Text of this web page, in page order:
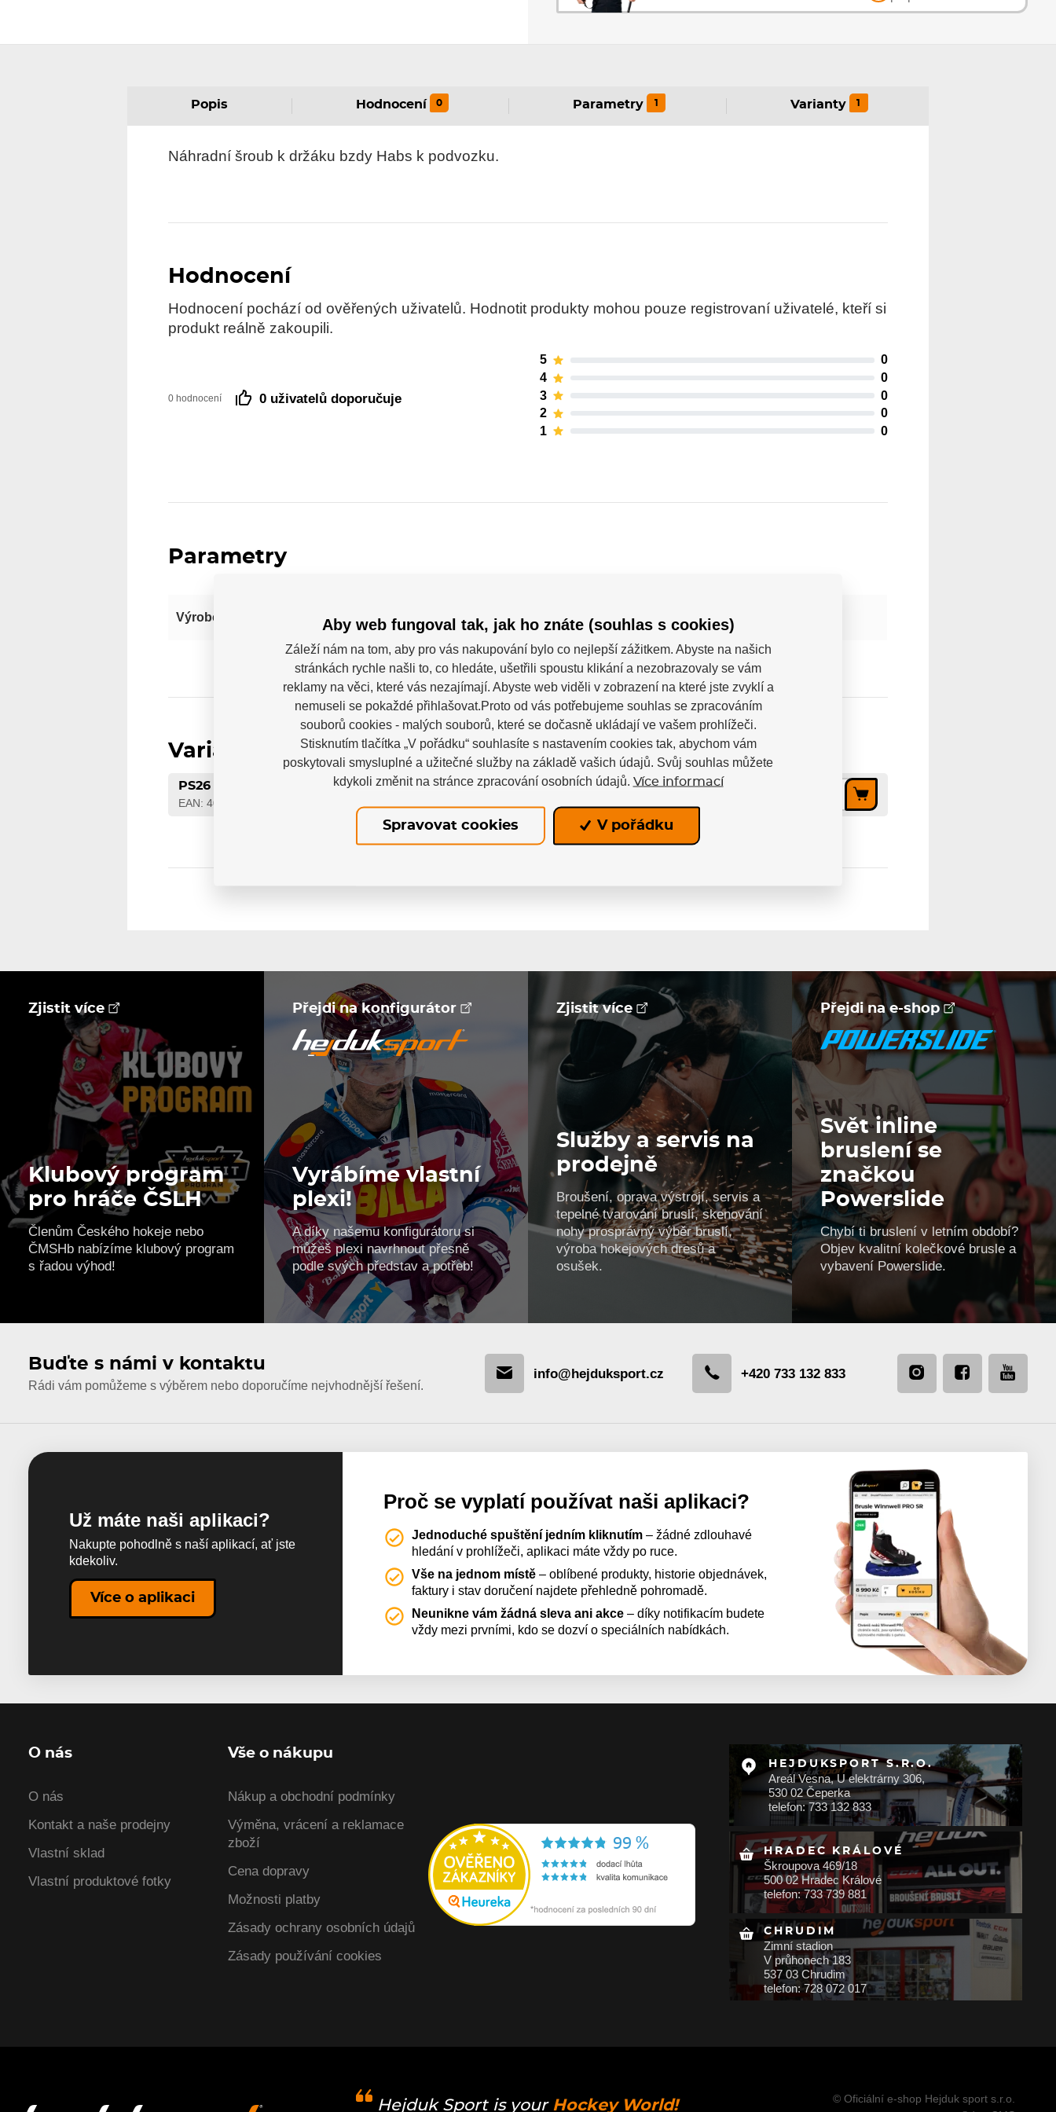
Popis Hodnocení 0 Parametry 1 Varianty 1
Náhradní šroub k držáku bzdy Habs k podvozku.
Hodnocení
Hodnocení pochází od ověřených uživatelů. Hodnotit produkty mohou pouze registrovaní uživatelé, kteří si
produkt reálně zakoupili.
0 hodnocení 0 uživatelů doporučuje
5
0
4
0
3
0
2
0
1
0
Parametry
Výrobce Powerslide
Varianty
PS26
EAN: 4040333447895
Zjistit více
Klubový program
pro hráče ČSLH
Členům Českého hokeje nebo
ČMSHb nabízíme klubový program
s řadou výhod!
Přejdi na konfigurátor
Vyrábíme vlastní
plexi!
A díky našemu konfigurátoru si
můžeš plexi navrhnout přesně
podle svých představ a potřeb!
Zjistit více
Služby a servis na
prodejně
Broušení, oprava výstrojí, servis a
tepelné tvarování bruslí, skenování
nohy prosprávný výběr bruslí,
výroba hokejových dresů a
osušek.
Přejdi na e-shop
Svět inline
bruslení se
značkou
Powerslide
Chybí ti bruslení v letním období?
Objev kvalitní kolečkové brusle a
vybavení Powerslide.
Buďte s námi v kontaktu
Rádi vám pomůžeme s výběrem nebo doporučíme nejvhodnější řešení.
info@hejduksport.cz +420 733 132 833
Už máte naši aplikaci?
Nakupte pohodlně s naší aplikací, ať jste
kdekoliv.
Více o aplikaci
Proč se vyplatí používat naši aplikaci?
Jednoduché spuštění jedním kliknutím – žádné zdlouhavé
hledání v prohlížeči, aplikaci máte vždy po ruce.
Vše na jednom místě – oblíbené produkty, historie objednávek,
faktury i stav doručení najdete přehledně pohromadě.
Neunikne vám žádná sleva ani akce – díky notifikacím budete
vždy mezi prvními, kdo se dozví o speciálních nabídkách.
O nás
O nás
Kontakt a naše prodejny
Vlastní sklad
Vlastní produktové fotky
Vše o nákupu
Nákup a obchodní podmínky
Výměna, vrácení a reklamace
zboží
Cena dopravy
Možnosti platby
Zásady ochrany osobních údajů
Zásady používání cookies
HEJDUKSPORT S.R.O.
Areál Vesna, U elektrárny 306,
530 02 Čeperka
telefon: 733 132 833
HRADEC KRÁLOVÉ
Škroupova 469/18
500 02 Hradec Králové
telefon: 733 739 881
CHRUDIM
Zimní stadion
V průhonech 183
537 03 Chrudim
telefon: 728 072 017
Hejduk Sport is your Hockey World!
© Oficiální e-shop Hejduk sport s.r.o.
Aby web fungoval tak, jak ho znáte (souhlas s cookies)
Záleží nám na tom, aby pro vás nakupování bylo co nejlepší zážitkem. Abyste na našich
stránkách rychle našli to, co hledáte, ušetřili spoustu klikání a nezobrazovaly se vám
reklamy na věci, které vás nezajímají. Abyste web viděli v zobrazení na které jste zvyklí a
nemuseli se pokaždé přihlašovat.Proto od vás potřebujeme souhlas se zpracováním
souborů cookies - malých souborů, které se dočasně ukládají ve vašem prohlížeči.
Stisknutím tlačítka „V pořádku“ souhlasíte s nastavením cookies tak, abychom vám
poskytovali smysluplné a užitečné služby na základě vašich údajů. Svůj souhlas můžete
kdykoli změnit na stránce zpracování osobních údajů. Více informací
Spravovat cookies V pořádku